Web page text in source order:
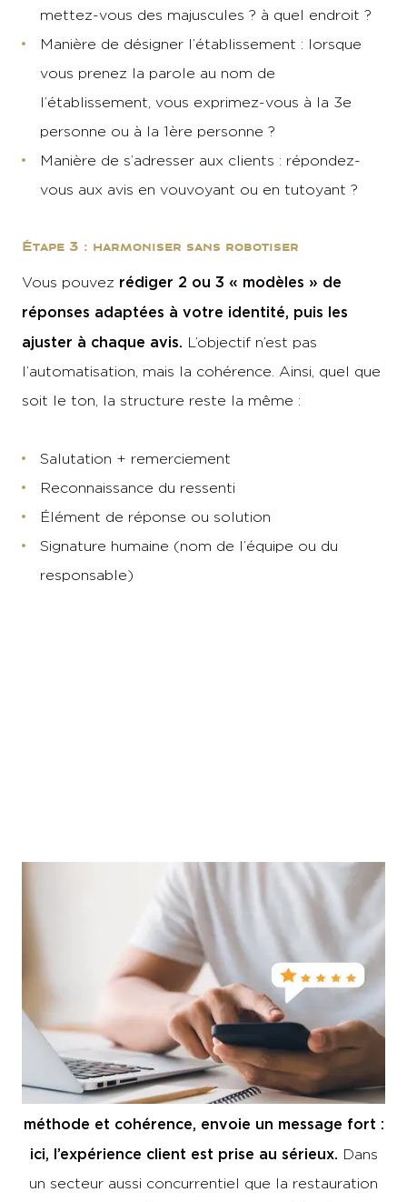
mettez-vous des majuscules ? à quel endroit ?
Manière de désigner l’établissement : lorsque
vous prenez la parole au nom de
l’établissement, vous exprimez-vous à la 3e
personne ou à la 1ère personne ?
Manière de s’adresser aux clients : répondez-
vous aux avis en vouvoyant ou en tutoyant ?
Étape 3 : harmoniser sans robotiser
Vous pouvez rédiger 2 ou 3 « modèles » de
réponses adaptées à votre identité, puis les
ajuster à chaque avis. L’objectif n’est pas
l’automatisation, mais la cohérence. Ainsi, quel que
soit le ton, la structure reste la même :
Salutation + remerciement
Reconnaissance du ressenti
Élément de réponse ou solution
Signature humaine (nom de l’équipe ou du
responsable)
Le delafin:transformer
critiqueenpreuve
professionnalisme
Un établissement quirépond calmement, avec
méthode et cohérence, envoie un message fort :
ici, l’expérience client est prise au sérieux. Dans
un secteur aussi concurrentiel que la restauration